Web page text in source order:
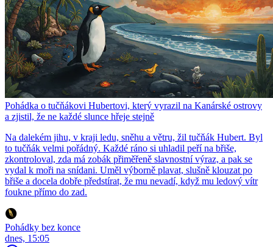
Pohádka o tučňákovi Hubertovi, který vyrazil na Kanárské ostrovy
a zjistil, že ne každé slunce hřeje stejně
Na dalekém jihu, v kraji ledu, sněhu a větru, žil tučňák Hubert. Byl
to tučňák velmi pořádný. Každé ráno si uhladil peří na břiše,
zkontroloval, zda má zobák přiměřeně slavnostní výraz, a pak se
vydal k moři na snídani. Uměl výborně plavat, slušně klouzat po
břiše a docela dobře předstírat, že mu nevadí, když mu ledový vítr
foukne přímo do zad.
Pohádky bez konce
dnes, 15:05